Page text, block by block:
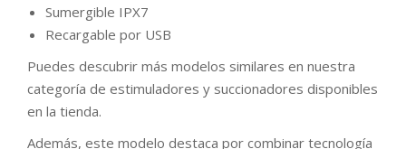
Sumergible IPX7
Recargable por USB
Puedes descubrir más modelos similares en nuestra
categoría de estimuladores y succionadores disponibles
en la tienda.
Además, este modelo destaca por combinar tecnología